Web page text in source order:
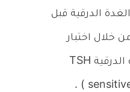
الدرقية قبل
خلال اختبار
TSH
) .